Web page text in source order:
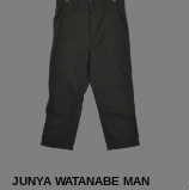
JUNYA WATANABE MAN